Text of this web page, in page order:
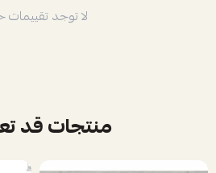
لا توجد تقييمات
منتجات قد